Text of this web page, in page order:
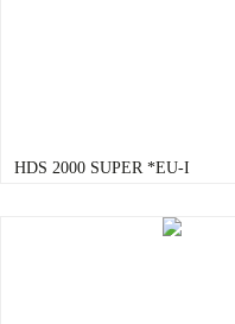
HDS 2000 SUPER *EU-I